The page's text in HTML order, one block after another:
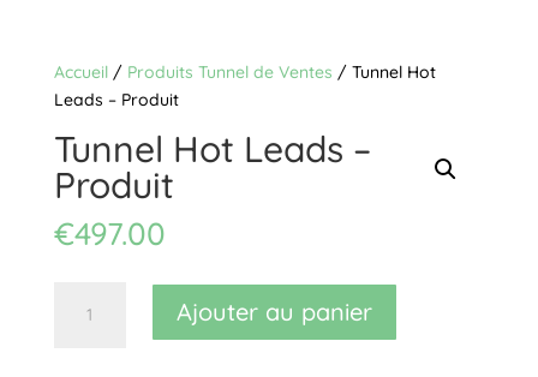
Accueil/ Produits Tunnel de Ventes / Tunnel Hot
Leads – Produit
Tunnel Hot Leads –
Produit
€497.00
Ajouter au panier